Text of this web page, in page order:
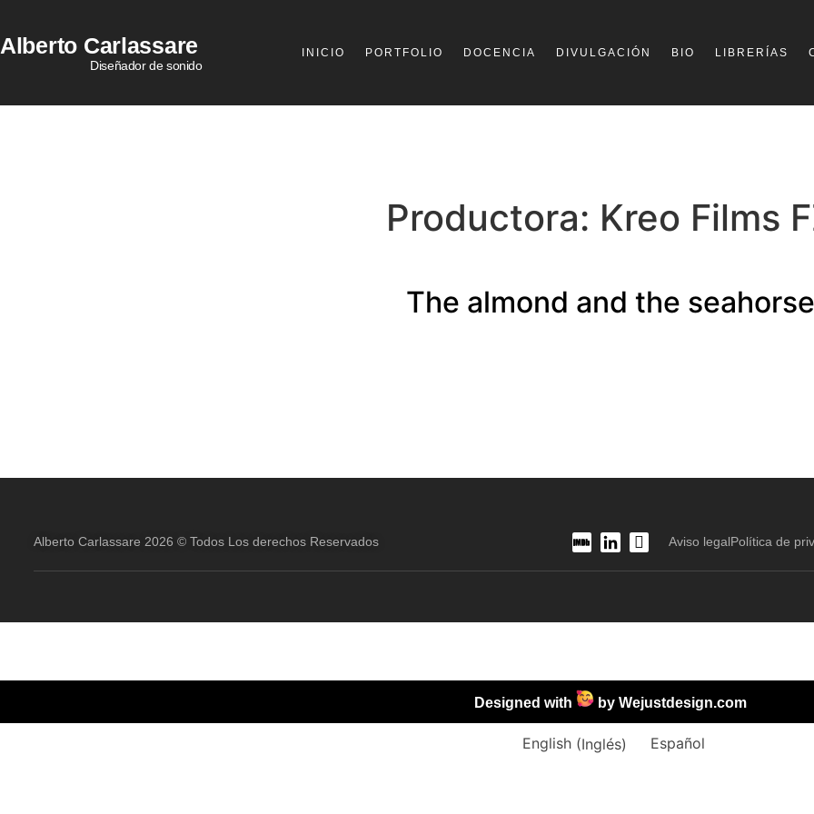
Alberto Carlassare
Diseñador de sonido
INICIO PORTFOLIO DOCENCIA DIVULGACIÓN BIO LIBRERÍAS
Productora: Kreo Films
The almond and the seahorse
Alberto Carlassare 2026 © Todos Los derechos Reservados Aviso legalPolítica de
Designed with by Wejustdesign.com
English(Inglés) Español